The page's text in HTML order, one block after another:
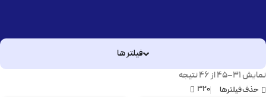
فیلتر ها
نمایش 31–45 از 46 نتیجه
حذف فیلترها 320